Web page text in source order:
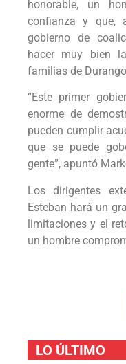
honorable, un
confianza y que,
gobierno de
hacer muy bien
familias de
“Este primer
enorme de
pueden cumplir
que se puede
gente”, apuntó
Los dirigentes
Esteban hará un
limitaciones y el
un hombre
LO ÚLTIMO